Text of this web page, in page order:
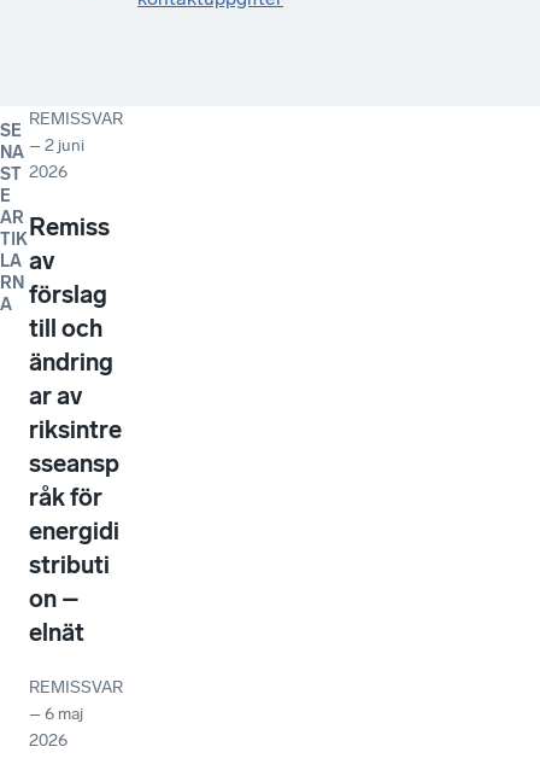
SE
NA
ST
E
AR
TIK
LA
RN
A
REMISSVAR
–2 juni
2026
Remiss
av
förslag
till och
ändring
ar av
riksintre
sseansp
råk för
energidi
stributi
on –
elnät
REMISSVAR
–6 maj
2026